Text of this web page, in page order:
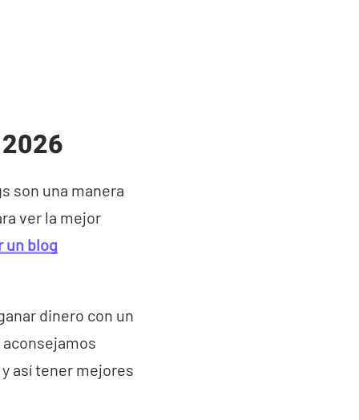
son una manera
ver la mejor
un blog
dinero con un
así tener mejores